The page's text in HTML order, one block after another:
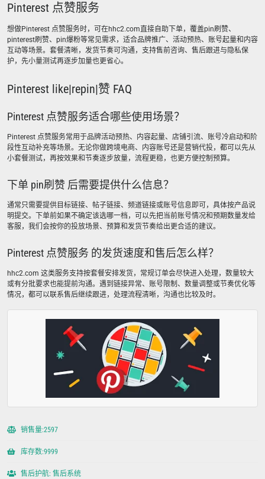
Pinterest 点赞服务
想做Pinterest 点赞服务时，可在hhc2.com直接自助下单，覆盖pin刷赞、
pinterest刷赞、pin爆粉等常见需求，适合品牌推广、活动预热、账号起量和内容
互动等场景。套餐清晰，发货节奏可沟通，支持售前咨询、售后跟进与隐私保
护，先小量测试再逐步加量也更省心。
Pinterest like|repin|赞 FAQ
Pinterest 点赞服务适合哪些使用场景？
Pinterest 点赞服务常用于品牌活动预热、内容起量、店铺引流、账号冷启动和阶
段性互动补充等场景。无论你做跨境电商、内容账号还是营销代投，都可以先从
小套餐测试，再按效果和节奏逐步放量，流程更稳，也更方便控制预算。
下单 pin刷赞 后需要提供什么信息？
通常只需要提供目标链接、帖子链接、频道链接或账号信息即可，具体按产品说
明提交。下单前如果不确定该选哪一档，可以先把当前账号情况和预期数量发给
客服，我们会按你的投放场景、预算和发货节奏给出更合适的建议。
Pinterest 点赞服务 的发货速度和售后怎么样？
hhc2.com 这类服务支持按套餐安排发货，常规订单会尽快进入处理，数量较大
或有分批要求也能提前沟通。遇到链接异常、账号限制、数量调整或节奏优化等
情况，都可以联系售后继续跟进，处理流程清晰，沟通也比较及时。
销售量:2597
库存数:9999
售后护航: 售后系统